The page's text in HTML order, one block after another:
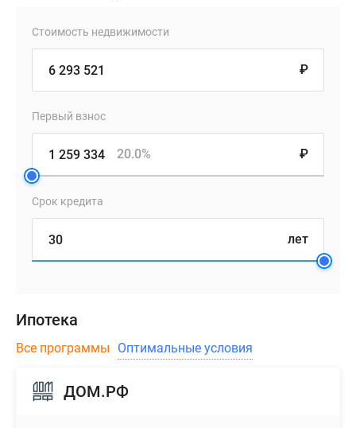
Стоимость недвижимости
₽
Первый взнос
₽
20.0%
Срок кредита
лет
Ипотека
Все программы Оптимальные условия
ДОМ.РФ